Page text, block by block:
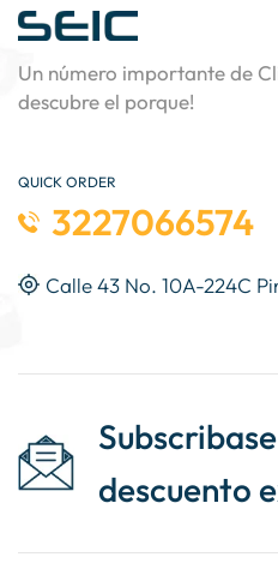
Un número importante de
descubre el porque!
QUICK ORDER
3227066574
Calle 43 No. 10A-224C
descuento